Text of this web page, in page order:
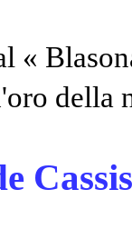
«
della